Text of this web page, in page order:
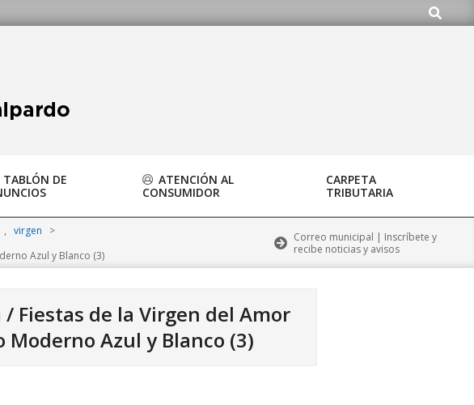
a ayuntamiento@alalpardo.org Buscar
TABLÓN DE
ATENCIÓN AL
CONSUMIDOR
CARPETA
TRIBUTARIA
, virgen
>
Azul y Blanco (3)
Correo municipal | Inscríbete y
recibe noticias y avisos
Fiestas de la Virgen del Amor
Azul y Blanco (3)